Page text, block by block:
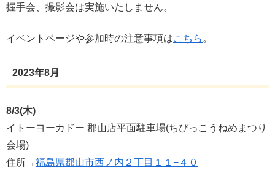
握手会、撮影会は実施いたしません。
イベントページや参加時の注意事項はこちら 。
2023年8月
8/3(木)
イトーヨーカドー 郡山店平面駐車場(ちびっこうねめまつり
会場)
住所→福島県郡山市西ノ内２丁目１１−４０